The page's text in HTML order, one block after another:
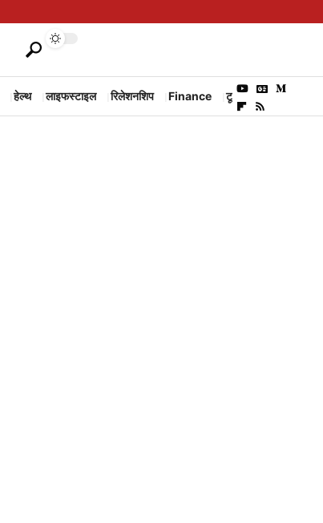
हेल्थ लाइफस्टाइल रिलेशनशिप Finance टूरिज्म